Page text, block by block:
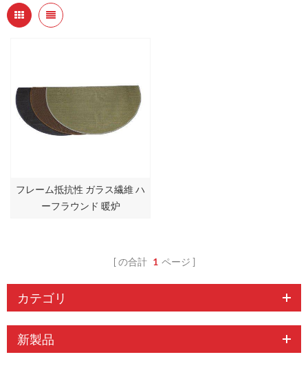
フレーム抵抗性 ガラス繊維 ハ
ーフラウンド 暖炉
の合計 1 ページ
カテゴリ
新製品